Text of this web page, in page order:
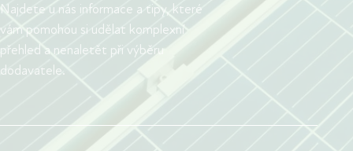
Najdete u nás informace a tipy, které
vám pomohou si udělat komplexní
přehled a nenaletět při výběru
dodavatele.